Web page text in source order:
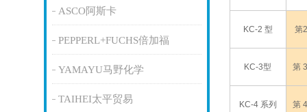
ASCO阿斯卡
PEPPERL+FUCHS倍加福
YAMAYU马野化学
TAIHEI太平贸易
KC-2 型 第
KC-3型 第
KC-4 系列 第